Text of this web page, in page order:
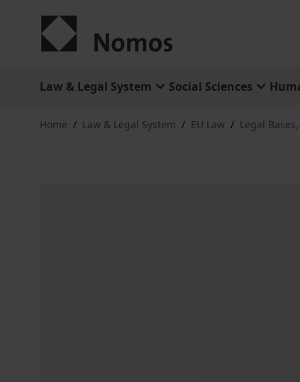
Law & Legal System Social Sciences
Home / Law & Legal System / EU Law / Legal